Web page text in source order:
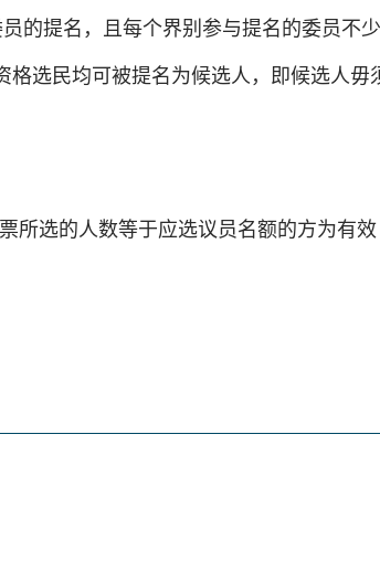
的提名，且每个界别参与提名的委员不
选民均可被提名为候选人，即候选人毋
所选的人数等于应选议员名额的方为有效